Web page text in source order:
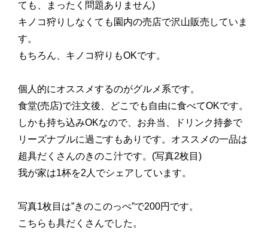
ても、まったく問題ありません)
キノコ狩りしなくても園内の売店で沢山販売していま
す。
もちろん、キノコ狩りもOKです。
個人的にオススメするのがグルメ系です。
食堂(売店)で注文後、どこでも自由に食べてOKです。
しかも持ち込みOKなので、お弁当、ドリンク持参で
リーズナブルに過ごすもありです。オススメの一品は
超具だくさんのきのこ汁です。(写真2枚目)
我が家は1杯を2人でシェアしています。
写真1枚目は”きのこのっぺ”で200円です。
こちらも具だくさんでした。